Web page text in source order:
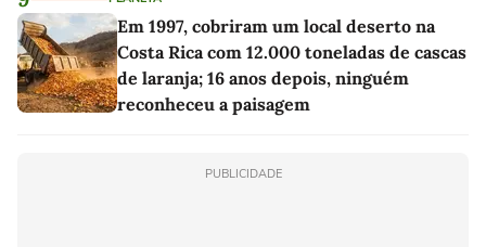
Em 1997, cobriram um local deserto na
Costa Rica com 12.000 toneladas de cascas
de laranja; 16 anos depois, ninguém
reconheceu a paisagem
PUBLICIDADE